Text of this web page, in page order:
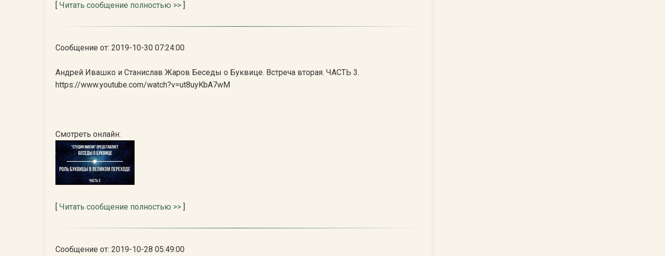
[ Читать сообщение полностью >> ]
Сообщение от: 2019-10-30 07:24:00
Андрей Ивашко и Станислав Жаров Беседы о Буквице. Встреча вторая. ЧАСТЬ 3.
https://www.youtube.com/watch?v=ut8uyKbA7wM
Смотреть онлайн:
[ Читать сообщение полностью >> ]
Сообщение от: 2019-10-28 05:49:00